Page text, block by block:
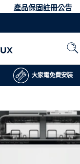
產品保固註冊公告
大家電免費安裝